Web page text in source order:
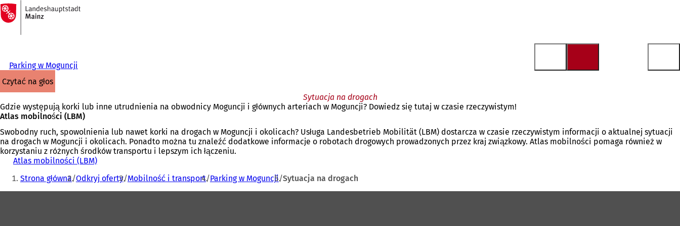
Przejdź do treści
Do
strony
głównej
Parking w Moguncji
czytać na głos
Sytuacja na drogach
Gdzie występują korki lub inne utrudnienia na obwodnicy Moguncji i głównych arteriach w Moguncji? Dowiedz się tutaj w czasie rzeczywistym!
Atlas mobilności (LBM)
Swobodny ruch, spowolnienia lub nawet korki na drogach w Moguncji i okolicach? Usługa Landesbetrieb Mobilität (LBM) dostarcza w czasie rzeczywistym informacji o aktualnej sytuacji
na drogach w Moguncji i okolicach. Ponadto można tu znaleźć dodatkowe informacje o robotach drogowych prowadzonych przez kraj związkowy. Atlas mobilności pomaga również w
korzystaniu z różnych środków transportu i lepszym ich łączeniu.
Atlas mobilności (LBM)(
t
w
Jesteś
tutaj:
Strona główna Odkryj oferty Mobilność i transport Parking w Moguncji Sytuacja na drogach